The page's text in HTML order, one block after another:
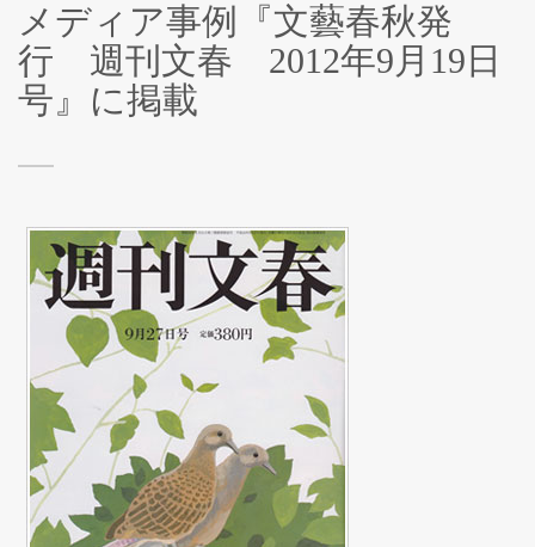
メディア事例『文藝春秋発
行 週刊文春 2012年9月19日
号』に掲載